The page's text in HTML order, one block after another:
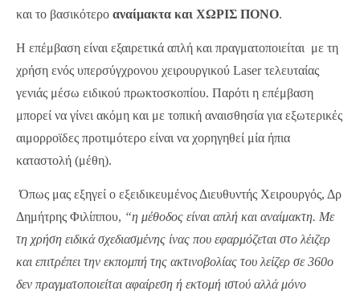
και το βασικότερο αναίμακτα και ΧΩΡΙΣ ΠΟΝΟ.
Η επέμβαση είναι εξαιρετικά απλή και πραγματοποιείται με τη
χρήση ενός υπερσύγχρονου χειρουργικού Laser τελευταίας
γενιάς μέσω ειδικού πρωκτοσκοπίου. Παρότι η επέμβαση
μπορεί να γίνει ακόμη και με τοπική αναισθησία για εξωτερικές
αιμορροϊδες προτιμότερο είναι να χορηγηθεί μία ήπια
καταστολή (μέθη).
Όπως μας εξηγεί ο εξειδικευμένος Διευθυντής Χειρουργός, Δρ
Δημήτρης Φιλίππου, “η μέθοδος είναι απλή και αναίμακτη. Με
τη χρήση ειδικά σχεδιασμένης ίνας που εφαρμόζεται στο λέιζερ
και επιτρέπει την εκπομπή της ακτινοβολίας του λείζερ σε 360ο
δεν πραγματοποιείται αφαίρεση ή εκτομή ιστού αλλά μόνο